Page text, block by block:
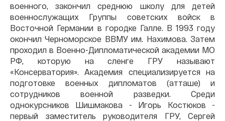
военного, закончил среднюю школу для детей
военнослужащих Группы советских войск в
Восточной Германии в городке Галле. В 1993 году
окончил Черноморское ВВМУ им. Нахимова. Затем
проходил в Военно-Дипломатической академии МО
РФ, которую на сленге ГРУ называют
«Консерватория». Академия специализируется на
подготовке военных дипломатов (атташе) и
сотрудников военной разведки. Среди
однокурсников Шишмакова - Игорь Костюков -
первый заместитель руководителя ГРУ, Сергей